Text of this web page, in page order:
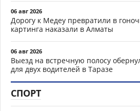
06 авг 2026
Дорогу к Медеу превратили в
картинга наказали в Алматы
06 авг 2026
Выезд на встречную полосу
для двух водителей в Таразе
СПОРТ